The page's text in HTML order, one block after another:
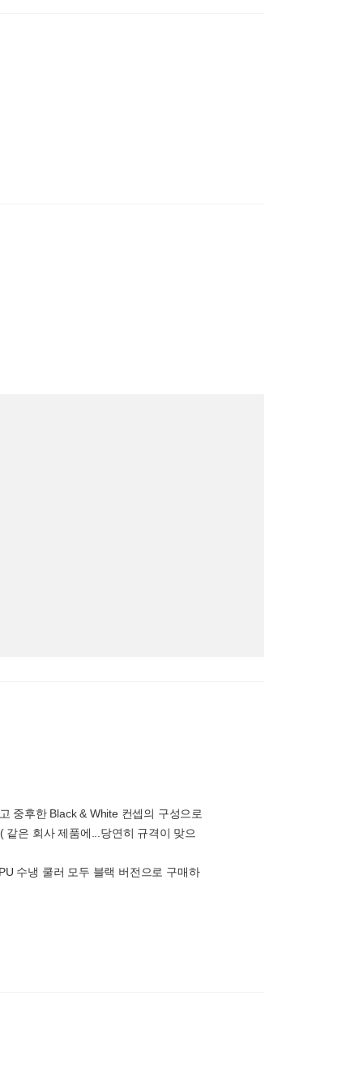
중후한 Black & White 컨셉의 구성으로
은 회사 제품에...당연히 규격이 맞으
수냉 쿨러 모두 블랙 버전으로 구매하